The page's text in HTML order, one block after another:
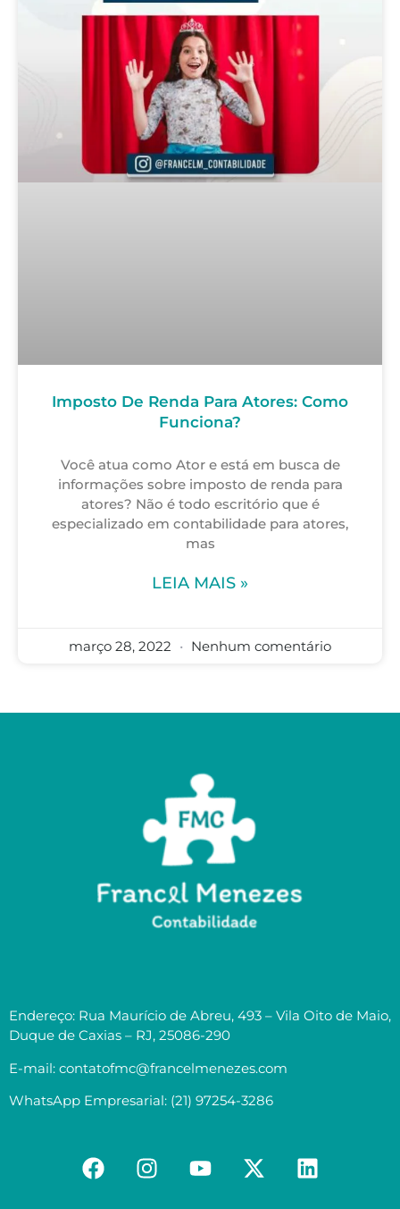
Imposto De Renda Para Atores: Como
Funciona?
Você atua como Ator e está em busca de
informações sobre imposto de renda para
atores? Não é todo escritório que é
especializado em contabilidade para atores,
mas
LEIA MAIS »
março 28, 2022 Nenhum comentário
Endereço: Rua Maurício de Abreu, 493 – Vila Oito de Maio,
Duque de Caxias – RJ, 25086-290
E-mail: contatofmc@francelmenezes.com
WhatsApp Empresarial: (21) 97254-3286